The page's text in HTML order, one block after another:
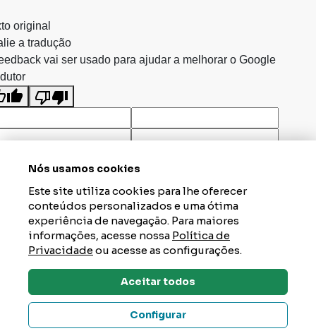
Dúvidas? Tire Aqui
Nós usamos cookies
Este site utiliza cookies para lhe oferecer
conteúdos personalizados e uma ótima
experiência de navegação. Para maiores
informações, acesse nossa Política de
Privacidadeou acesse as configurações.
Aceitar todos
Configurar
original
a tradução
vai ser usado para ajudar a melhorar o Google